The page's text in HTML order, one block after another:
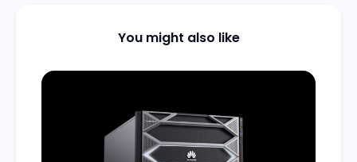
You might also like